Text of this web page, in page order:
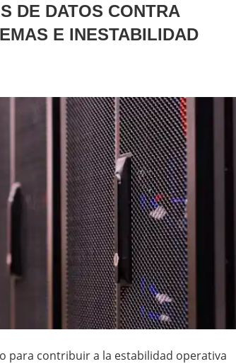
DE DATOS CONTRA
E INESTABILIDAD
para contribuir a la estabilidad operativa